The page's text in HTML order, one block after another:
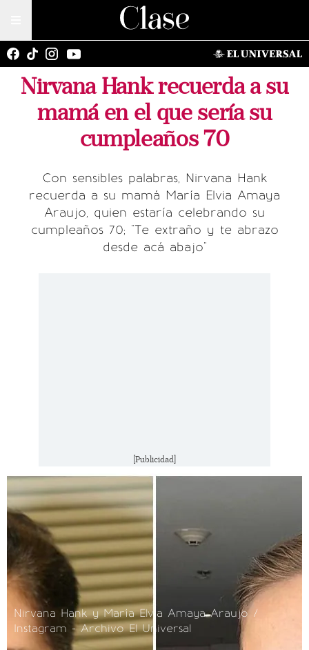
Nirvana Hank recuerda a su
mamá en el que sería su
cumpleaños 70
Con sensibles palabras, Nirvana Hank
recuerda a su mamá María Elvia Amaya
Araujo, quien estaría celebrando su
cumpleaños 70; "Te extraño y te abrazo
desde acá abajo"
[Publicidad]
Nirvana Hank y María Elvia Amaya Araujo /
Instagram - Archivo El Universal